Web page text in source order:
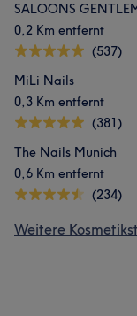
SALOONS
0,2 Km entfernt
(537)
MiLi Nails
0,3 Km entfernt
(381)
The Nails Munich
0,6 Km entfernt
(234)
Weitere